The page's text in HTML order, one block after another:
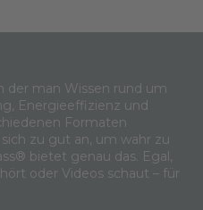
der man Wissen rund um
Energieeffizienz und
Formaten
zu gut an, um wahr zu
bietet genau das. Egal,
oder Videos schaut – für